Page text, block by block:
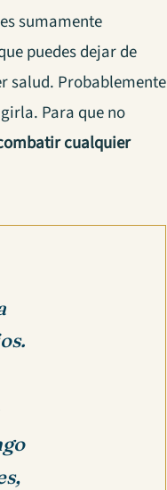
sumamente
puedes dejar de
salud. Probablemente
Para que no
cualquier